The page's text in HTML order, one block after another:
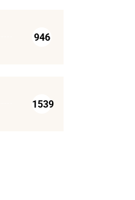
946
1539